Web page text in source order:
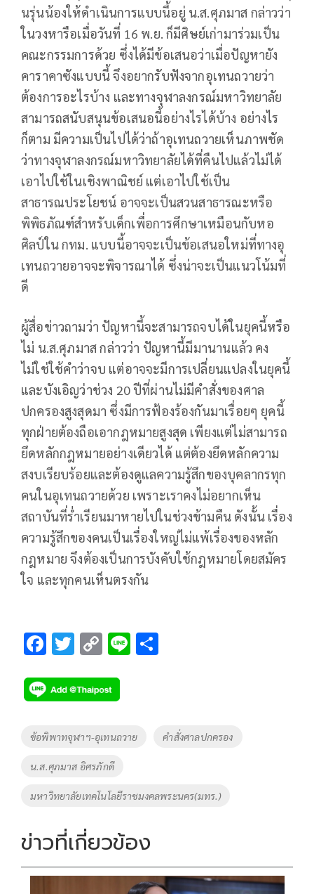
นรุ่นน้องให้ดำเนินการแบบนี้อยู่ น.ส.ศุภมาส กล่าวว่า
ในวงหารือเมื่อวันที่ 16 พ.ย. ก็มีศิษย์เก่ามาร่วมเป็น
คณะกรรมการด้วย ซึ่งได้มีข้อเสนอว่าเมื่อปัญหายัง
คาราคาซังแบบนี้ จึงอยากรับฟังจากอุเทนถวายว่า
ต้องการอะไรบ้าง และทางจุฬาลงกรณ์มหาวิทยาลัย
สามารถสนับสนุนข้อเสนอนี้อย่างไรได้บ้าง อย่างไร
ก็ตาม มีความเป็นไปได้ว่าถ้าอุเทนถวายเห็นภาพชัด
ว่าทางจุฬาลงกรณ์มหาวิทยาลัยได้ที่คืนไปแล้วไม่ได้
เอาไปใช้ในเชิงพาณิชย์ แต่เอาไปใช้เป็น
สาธารณประโยชน์ อาจจะเป็นสวนสาธารณะหรือ
พิพิธภัณฑ์สำหรับเด็กเพื่อการศึกษาเหมือนกับหอ
ศิลป์ใน กทม. แบบนี้อาจจะเป็นข้อเสนอใหม่ที่ทางอุ
เทนถวายอาจจะพิจารณาได้ ซึ่งน่าจะเป็นแนวโน้มที่
ดี
ผู้สื่อข่าวถามว่า ปัญหานี้จะสามารถจบได้ในยุคนี้หรือ
ไม่ น.ส.ศุภมาส กล่าวว่า ปัญหานี้มีมานานแล้ว คง
ไม่ใช่ใช้คำว่าจบ แต่อาจจะมีการเปลี่ยนแปลงในยุคนี้
และบังเอิญว่าช่วง 20 ปีที่ผ่านไม่มีคำสั่งของศาล
ปกครองสูงสุดมา ซึ่งมีการฟ้องร้องกันมาเรื่อยๆ ยุคนี้
ทุกฝ่ายต้องถือเอากฎหมายสูงสุด เพียงแต่ไม่สามารถ
ยึดหลักกฎหมายอย่างเดียวได้ แต่ต้องยึดหลักความ
สงบเรียบร้อยและต้องดูแลความรู้สึกของบุคลากรทุก
คนในอุเทนถวายด้วย เพราะเราคงไม่อยากเห็น
สถาบันที่ร่ำเรียนมาหายไปในช่วงข้ามคืน ดังนั้น เรื่อง
ความรู้สึกของคนเป็นเรื่องใหญ่ไม่แพ้เรื่องของหลัก
กฎหมาย จึงต้องเป็นการบังคับใช้กฎหมายโดยสมัคร
ใจ และทุกคนเห็นตรงกัน
F
e
b
o
k
T
tt
er
C
p
y
Li
n
k
Li
Tags
ข้อพิพาทจุฬาฯ-อุเทนถวาย คำสั่งศาลปกครอง
น.ส.ศุภมาส อิศรภักดี
มหาวิทยาลัยเทคโนโลยีราชมงคลพระนคร(มทร.)
ข่าวที่เกี่ยวข้อง